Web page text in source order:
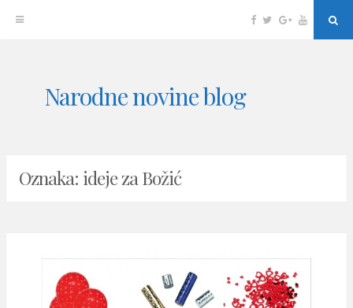
Facebook
TwitterGoogleYouTube
Narodne novine blog
Oznaka: ideje za Božić